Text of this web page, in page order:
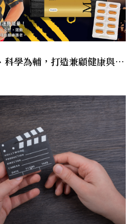
學為輔，打造兼顧健康與幸